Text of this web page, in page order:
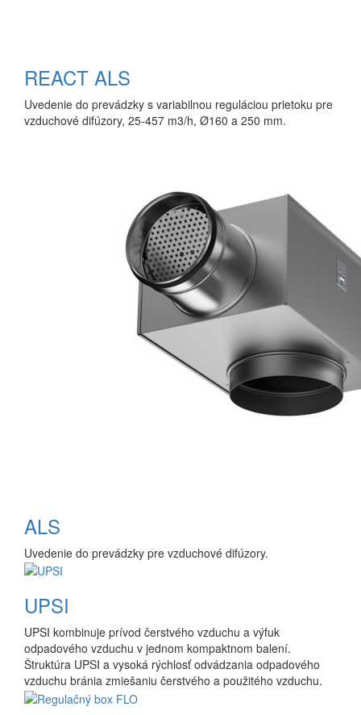
REACT ALS
Uvedenie do prevádzky s variabilnou reguláciou prietoku pre
vzduchové difúzory, 25-457 m3/h, Ø160 a 250 mm.
ALS
Uvedenie do prevádzky pre vzduchové difúzory.
UPSI
UPSI kombinuje prívod čerstvého vzduchu a výfuk
odpadového vzduchu v jednom kompaktnom balení.
Štruktúra UPSI a vysoká rýchlosť odvádzania odpadového
vzduchu bránia zmiešaniu čerstvého a použitého vzduchu.